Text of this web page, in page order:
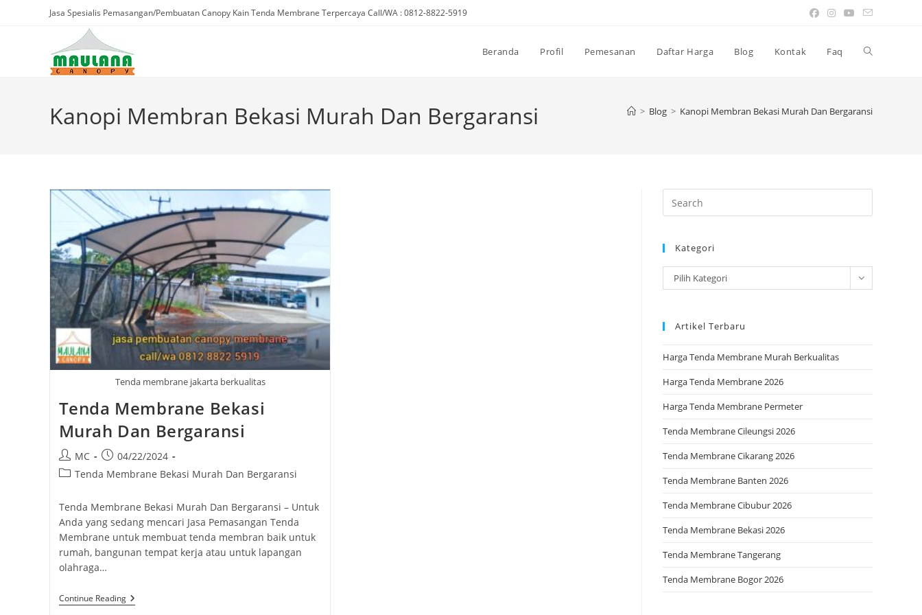
Jasa Spesialis Pemasangan/Pembuatan Canopy Kain Tenda Membrane Terpercaya Call/WA : 0812-8822-5919
Beranda Profil Pemesanan Daftar Harga Blog Kontak Faq Toggle
Kanopi Membran Bekasi Murah Dan Bergaransi > Blog > Kanopi Membran Bekasi Murah Dan Bergaransi
Tenda membrane jakarta berkualitas
Tenda Membrane Bekasi
Murah Dan Bergaransi
Post
author:
MC
Post
published:
04/22/2024
PostTenda Membrane Bekasi Murah Dan Bergaransi
Tenda Membrane Bekasi Murah Dan Bergaransi – Untuk
Anda yang sedang mencari Jasa Pemasangan Tenda
Membrane untuk membuat tenda membran baik untuk
rumah, bangunan tempat kerja atau untuk lapangan
olahraga…
Continue ReadingTenda
Membrane
Escape
the
Kategori
Kategori
Pilih Kategori
Artikel Terbaru
Harga Tenda Membrane Murah Berkualitas
Harga Tenda Membrane 2026
Harga Tenda Membrane Permeter
Tenda Membrane Cileungsi 2026
Tenda Membrane Cikarang 2026
Tenda Membrane Banten 2026
Tenda Membrane Cibubur 2026
Tenda Membrane Bekasi 2026
Tenda Membrane Tangerang
Tenda Membrane Bogor 2026